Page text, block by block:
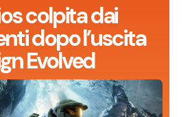
colpita dai
dopo l’uscita
Evolved